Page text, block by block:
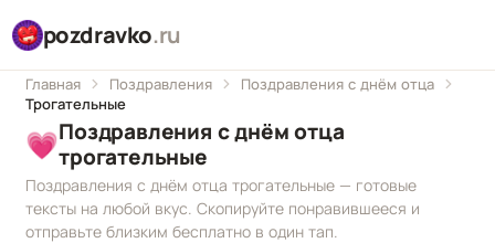
pozdravko.ru
Главная Поздравления
Поздравления с днём отца
Трогательные
💗Поздравления с днём отца
трогательные
Поздравления с днём отца трогательные — готовые
тексты на любой вкус. Скопируйте понравившееся и
отправьте близким бесплатно в один тап.